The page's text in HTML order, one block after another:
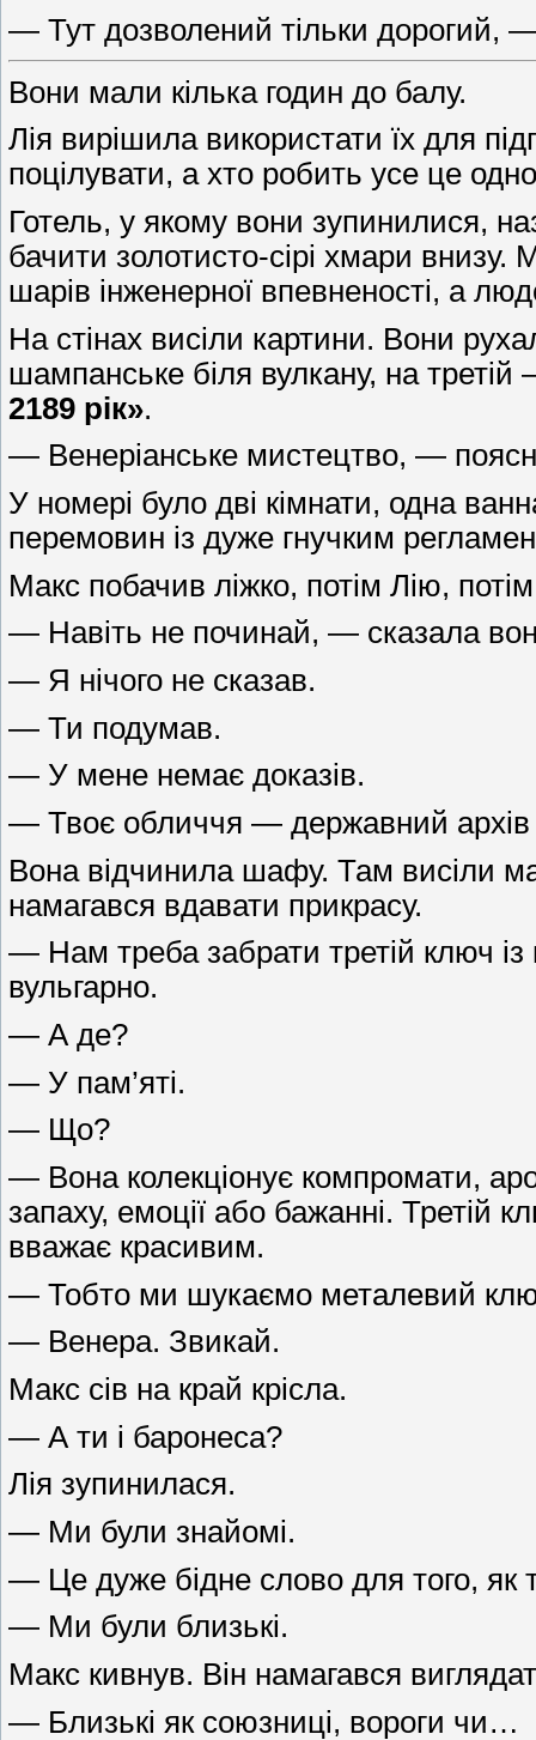
— Тут дозволений тільки дорогий, —
Вони мали кілька годин до балу.
Лія вирішила використати їх для
поцілувати, а хто робить усе це
Готель, у якому вони зупинилися,
бачити золотисто-сірі хмари
шарів інженерної впевненості, а
На стінах висіли картини. Вони
шампанське біля вулкану, на
2189 рік».
— Венеріанське мистецтво, —
У номері було дві кімнати, одна
перемовин із дуже гнучким
Макс побачив ліжко, потім Лію,
— Навіть не починай, — сказала
— Я нічого не сказав.
— Ти подумав.
— У мене немає доказів.
— Твоє обличчя — державний архів
Вона відчинила шафу. Там висіли
намагався вдавати прикрасу.
— Нам треба забрати третій ключ
вульгарно.
— А де?
— У пам’яті.
— Що?
— Вона колекціонує компромати,
запаху, емоції або бажанні. Третій
вважає красивим.
— Тобто ми шукаємо металевий
— Венера. Звикай.
Макс сів на край крісла.
— А ти і баронеса?
Лія зупинилася.
— Ми були знайомі.
— Це дуже бідне слово для того, як
— Ми були близькі.
Макс кивнув. Він намагався
— Близькі як союзниці, вороги чи…